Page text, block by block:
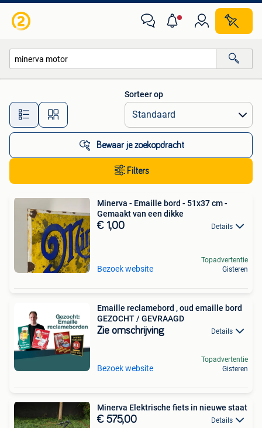
Alle afstanden…
Sorteer op
Bewaar je zoekopdracht
Filters
Minerva - Emaille bord - 51x37 cm -
Gemaakt van een dikke
€ 1,00 Details
Bezoek website
Topadvertentie
Gisteren
Emaille reclamebord , oud emaille bord
GEZOCHT / GEVRAAGD
Zie omschrijving Details
Bezoek website
Topadvertentie
Gisteren
Minerva Elektrische fiets in nieuwe staat
€ 575,00 Details